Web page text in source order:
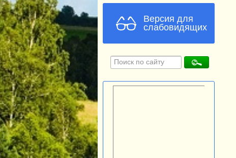
Версия для
слабовидящих